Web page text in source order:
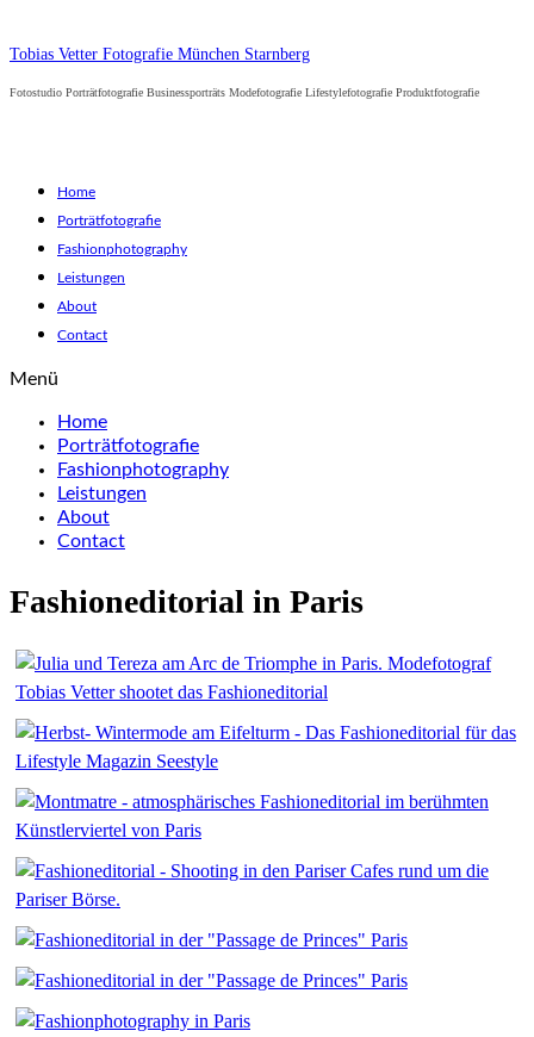
Tobias Vetter Fotografie München Starnberg
Fotostudio Porträtfotografie Businessporträts Modefotografie Lifestylefotografie Produktfotografie
Home
Porträtfotografie
Fashionphotography
Leistungen
About
Contact
Menü
Home
Porträtfotografie
Fashionphotography
Leistungen
About
Contact
Fashioneditorial in Paris